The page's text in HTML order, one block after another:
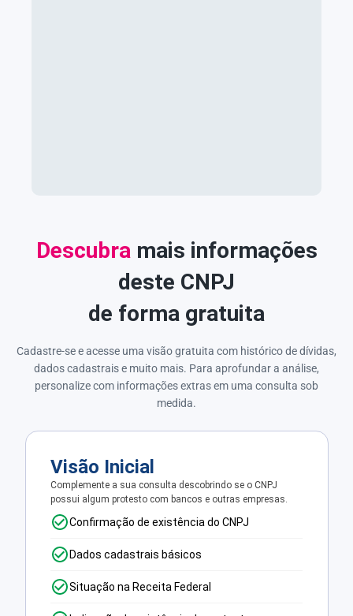
Descubra mais informações
deste CNPJ
de forma gratuita
Cadastre-se e acesse uma visão gratuita com histórico de dívidas,
dados cadastrais e muito mais. Para aprofundar a análise,
personalize com informações extras em uma consulta sob
medida.
Visão Inicial
Complemente a sua consulta descobrindo se o CNPJ
possui algum protesto com bancos e outras empresas.
Confirmação de existência do CNPJ
Dados cadastrais básicos
Situação na Receita Federal